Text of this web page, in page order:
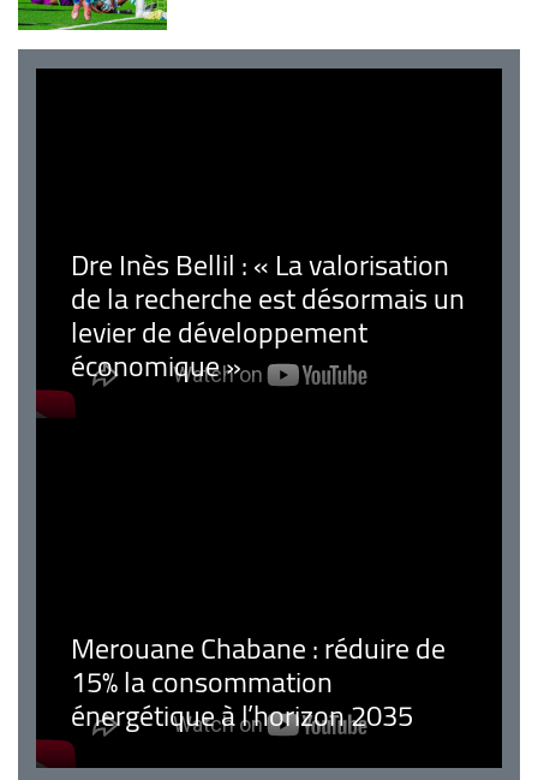
Dre Inès Bellil : « La valorisation
de la recherche est désormais un
levier de développement
économique »
Merouane Chabane : réduire de
15% la consommation
énergétique à l’horizon 2035